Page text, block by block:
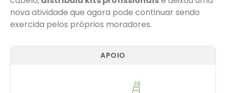
nova atividade que agora pode continuar sendo
exercida pelos próprios moradores.
APOIO